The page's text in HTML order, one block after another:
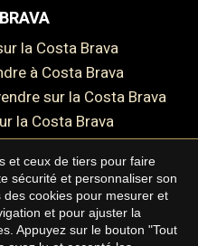
la Costa Brava
à Costa Brava
sur la Costa Brava
la Costa Brava
Houses
et ceux de tiers pour faire
sécurité et personnaliser son
cookies pour mesurer et
et pour ajuster la
Appuyez sur le bouton "Tout